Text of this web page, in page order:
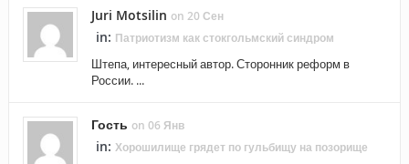
Juri Motsilin on 20 Сен
in: Патриотизм как стокгольмский синдром
Штепа, интересный автор. Сторонник реформ в
России. ...
Гость on 06 Янв
in: Хорошилище грядет по гульбищу на позорище